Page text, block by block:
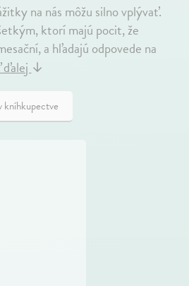
na nás môžu silno vplývať.
ktorí majú pocit, že
a hľadajú odpovede na
↓
kníhkupectve